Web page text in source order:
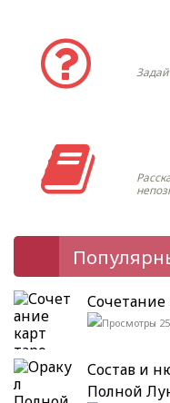
Сочетание
Состав и
Полной